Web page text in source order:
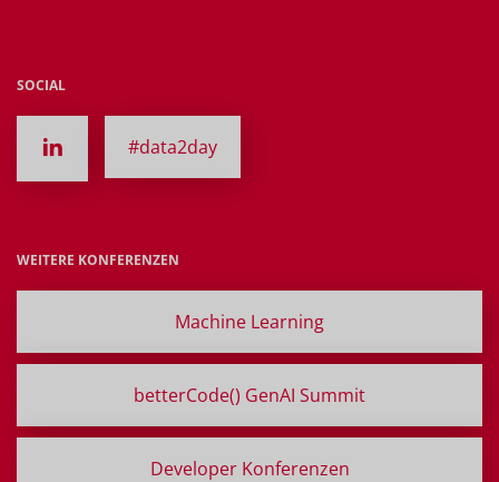
SOCIAL
#data2day
WEITERE KONFERENZEN
Machine Learning
betterCode() GenAI Summit
Developer Konferenzen